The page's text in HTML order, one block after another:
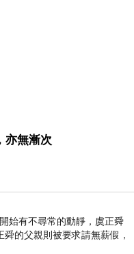
亦無漸次
始有不尋常的動靜，虞正舜
的父親則被要求請無薪假，